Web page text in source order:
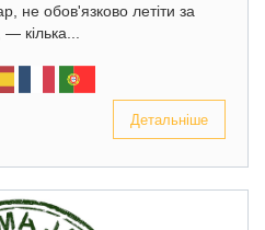
не обов'язково летіти за
кілька...
Детальніше